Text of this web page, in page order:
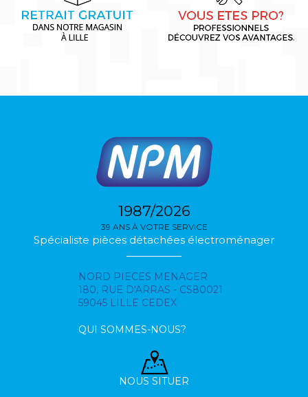
1987/2026
39 ANS À VOTRE SERVICE
Spécialiste pièces détachées électroménager
NORD PIECES MENAGER
180, RUE D'ARRAS - CS80021
59045 LILLE CEDEX
QUI SOMMES-NOUS?
NOUS SITUER